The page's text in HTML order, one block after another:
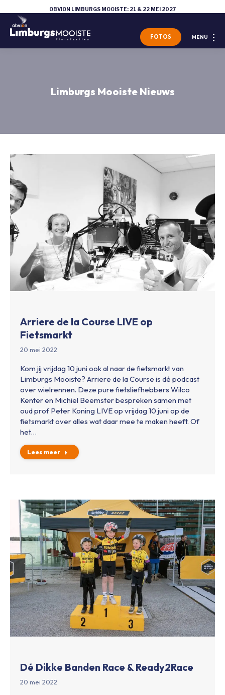
OBVION LIMBURGS MOOISTE: 21 & 22 MEI 2027
MENU
FOTOS
Limburgs Mooiste Nieuws
Arriere de la Course LIVE op
Fietsmarkt
20 mei 2022
Kom jij vrijdag 10 juni ook al naar de fietsmarkt van
Limburgs Mooiste? Arriere de la Course is dé podcast
over wielrennen. Deze pure fietsliefhebbers Wilco
Kenter en Michiel Beemster bespreken samen met
oud prof Peter Koning LIVE op vrijdag 10 juni op de
fietsmarkt over alles wat daar mee te maken heeft. Of
het…
Lees meer
Dé Dikke Banden Race & Ready2Race
20 mei 2022